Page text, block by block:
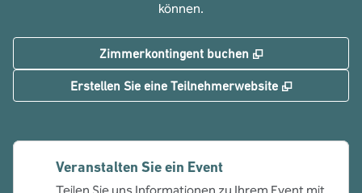
können.
Zimmerkontingent buchen ,
Erstellen Sie eine Teilnehmerwebsite ,
Veranstalten Sie ein Event